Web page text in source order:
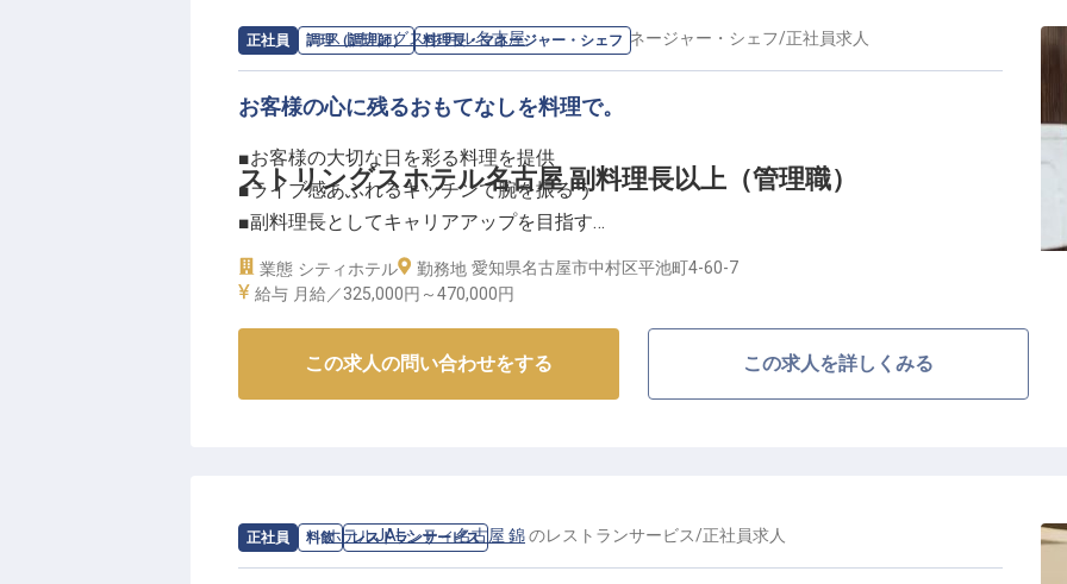
正社員 調理（調理師） 料理長・マネージャー・シェフ
ストリングスホテル名古屋 副料理長以上（管理職）
求人情報：ストリングスホテル名古屋の料理長・マネージャー・シェフ/正社員求人
お客様の心に残るおもてなしを料理で。
■お客様の大切な日を彩る料理を提供
■ライブ感あふれるキッチンで腕を振るう
■副料理長としてキャリアアップを目指す
■月給325,000円から始まる安定収入
本格イタリアンや鉄板焼きレストランなど、多彩な料理を提供するキッチンで、お客様の
ーー【経験を活かし、次なるステップへ】
業態 シティホテル 勤務地 愛知県名古屋市中村区平池町4-60-7
給与 月給／325,000円～470,000円
この求人の問い合わせをする この求人を詳しくみる
正社員 料飲 レストランサービス
求人情報：ホテルJALシティ名古屋 錦のレストランサービス/正社員求人